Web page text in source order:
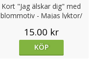
Kort "Jag älskar dig" med
blommotiv - Majas lyktor/
15.00 kr
KÖP